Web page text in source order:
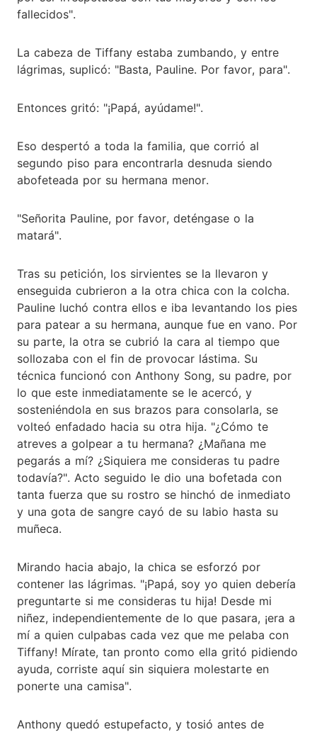
fallecidos".
La cabeza de Tiffany estaba zumbando, y entre
lágrimas, suplicó: "Basta, Pauline. Por favor, para".
Entonces gritó: "¡Papá, ayúdame!".
Eso despertó a toda la familia, que corrió al
segundo piso para encontrarla desnuda siendo
abofeteada por su hermana menor.
"Señorita Pauline, por favor, deténgase o la
matará".
Tras su petición, los sirvientes se la llevaron y
enseguida cubrieron a la otra chica con la colcha.
Pauline luchó contra ellos e iba levantando los pies
para patear a su hermana, aunque fue en vano. Por
su parte, la otra se cubrió la cara al tiempo que
sollozaba con el fin de provocar lástima. Su
técnica funcionó con Anthony Song, su padre, por
lo que este inmediatamente se le acercó, y
sosteniéndola en sus brazos para consolarla, se
volteó enfadado hacia su otra hija. "¿Cómo te
atreves a golpear a tu hermana? ¿Mañana me
pegarás a mí? ¿Siquiera me consideras tu padre
todavía?". Acto seguido le dio una bofetada con
tanta fuerza que su rostro se hinchó de inmediato
y una gota de sangre cayó de su labio hasta su
muñeca.
Mirando hacia abajo, la chica se esforzó por
contener las lágrimas. "¡Papá, soy yo quien debería
preguntarte si me consideras tu hija! Desde mi
niñez, independientemente de lo que pasara, ¡era a
mí a quien culpabas cada vez que me pelaba con
Tiffany! Mírate, tan pronto como ella gritó pidiendo
ayuda, corriste aquí sin siquiera molestarte en
ponerte una camisa".
Anthony quedó estupefacto, y tosió antes de